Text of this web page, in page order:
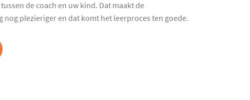
de coach en uw kind. Dat maakt de
nog plezieriger en dat komt het leerproces ten goede.